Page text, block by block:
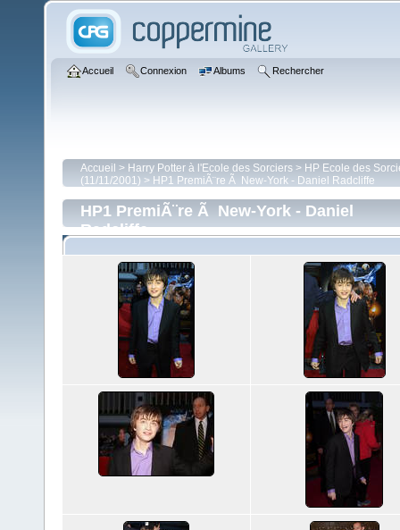
Accueil Connexion Albums Rechercher
Accueil > Harry Potter à l'Ecole des Sorciers > HP Ecole des
(11/11/2001) > HP1 PremiÃ¨re Ã New-York - Daniel Radcliffe
HP1 PremiÃ¨re Ã New-York - Daniel
Radcliffe